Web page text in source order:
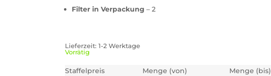
Filter in Verpackung – 2
Lieferzeit:1-2 Werktage
Vorrätig
Staffelpreis Menge (von)
Menge (bis)